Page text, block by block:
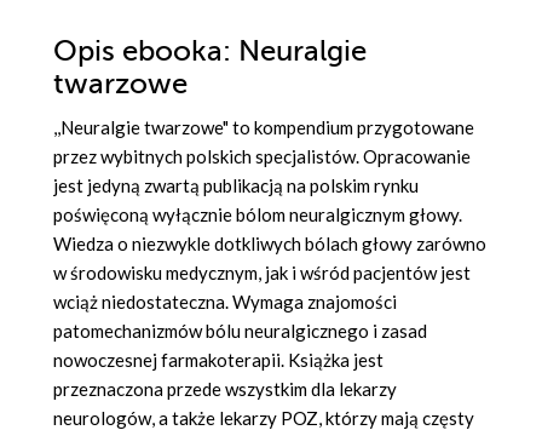
Opis ebooka: Neuralgie
twarzowe
,,Neuralgie twarzowe" to kompendium przygotowane
przez wybitnych polskich specjalistów. Opracowanie
jest jedyną zwartą publikacją na polskim rynku
poświęconą wyłącznie bólom neuralgicznym głowy.
Wiedza o niezwykle dotkliwych bólach głowy zarówno
w środowisku medycznym, jak i wśród pacjentów jest
wciąż niedostateczna. Wymaga znajomości
patomechanizmów bólu neuralgicznego i zasad
nowoczesnej farmakoterapii. Książka jest
przeznaczona przede wszystkim dla lekarzy
neurologów, a także lekarzy POZ, którzy mają częsty